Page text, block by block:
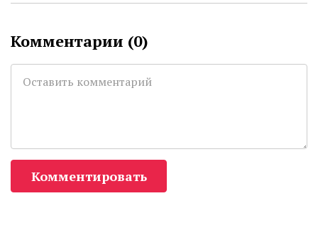
Комментарии (0)
Комментировать